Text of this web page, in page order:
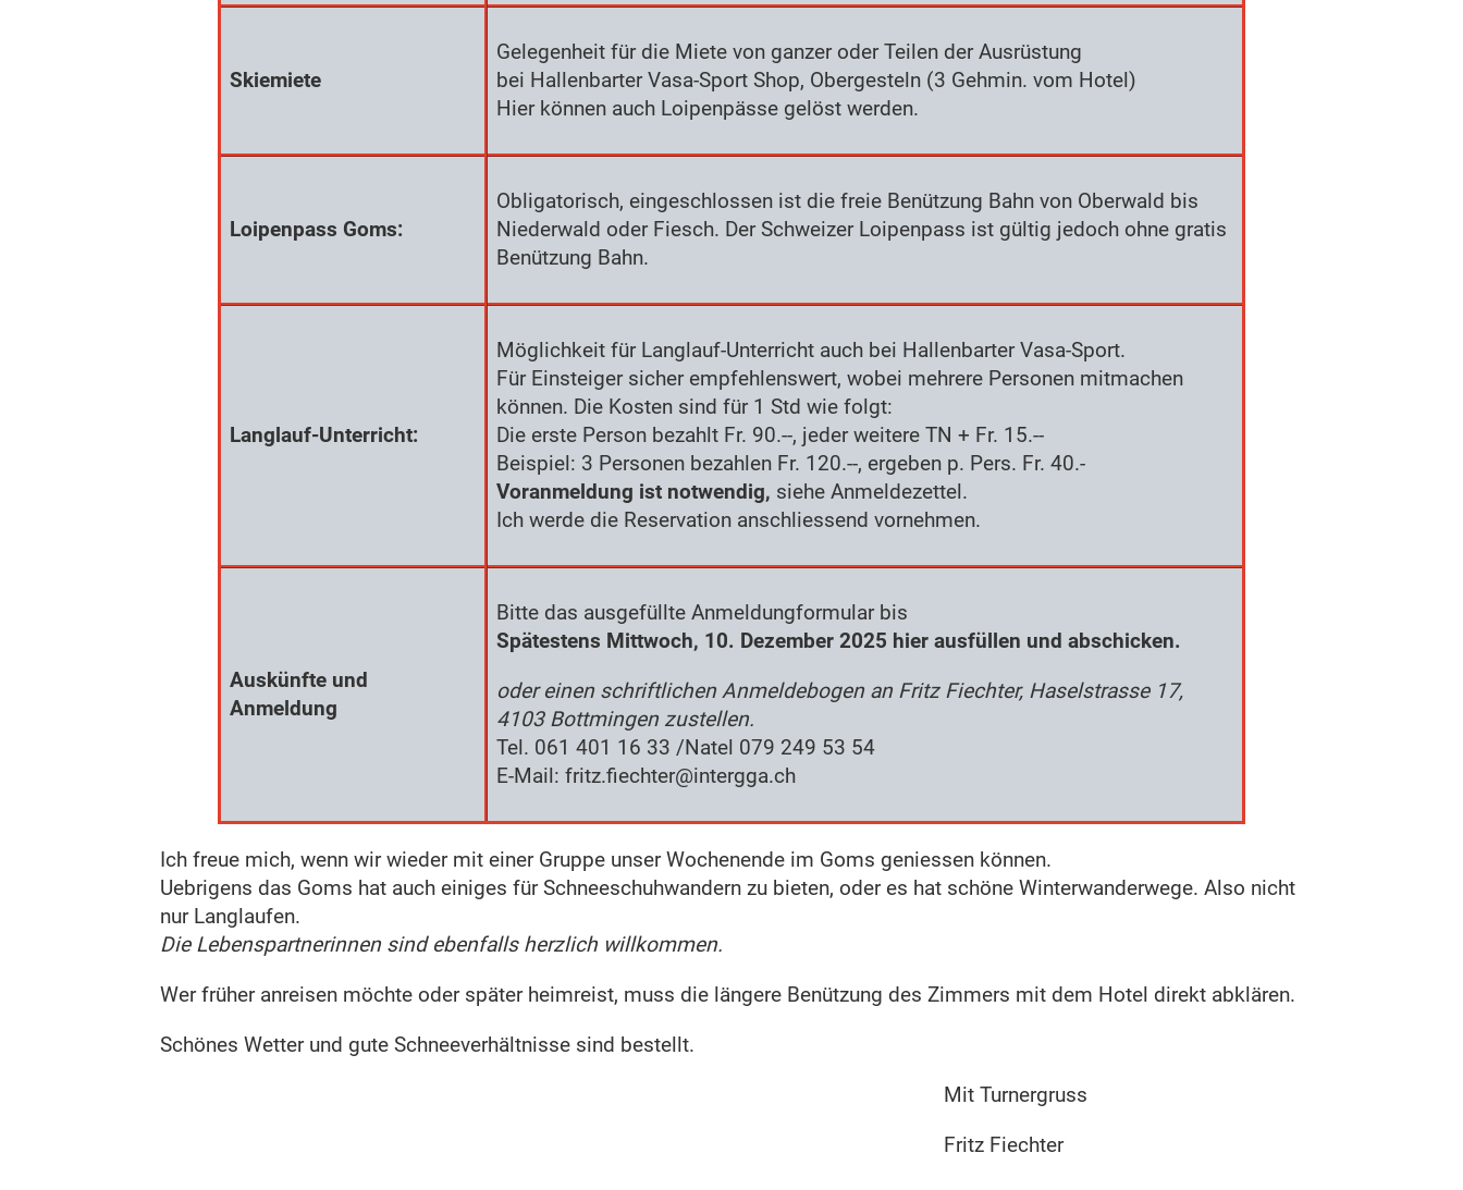
Skiemiete
Gelegenheit für die Miete von ganzer oder Teilen der Ausrüstung
bei Hallenbarter Vasa-Sport Shop, Obergesteln (3 Gehmin. vom Hotel)
Hier können auch Loipenpässe gelöst werden.
Loipenpass Goms:
Obligatorisch, eingeschlossen ist die freie Benützung Bahn von Oberwald bis
Niederwald oder Fiesch. Der Schweizer Loipenpass ist gültig jedoch ohne gratis
Benützung Bahn.
Langlauf-Unterricht:
Möglichkeit für Langlauf-Unterricht auch bei Hallenbarter Vasa-Sport.
Für Einsteiger sicher empfehlenswert, wobei mehrere Personen mitmachen
können. Die Kosten sind für 1 Std wie folgt:
Die erste Person bezahlt Fr. 90.--, jeder weitere TN + Fr. 15.--
Beispiel: 3 Personen bezahlen Fr. 120.--, ergeben p. Pers. Fr. 40.-
Voranmeldung ist notwendig, siehe Anmeldezettel.
Ich werde die Reservation anschliessend vornehmen.
Auskünfte und
Anmeldung
Bitte das ausgefüllte Anmeldungformular bis
Spätestens Mittwoch, 10. Dezember 2025 hier ausfüllen und abschicken.
oder einen schriftlichen Anmeldebogen an Fritz Fiechter, Haselstrasse 17,
4103 Bottmingen zustellen.
Tel. 061 401 16 33 /Natel 079 249 53 54
E-Mail: fritz.fiechter@intergga.ch
Ich freue mich, wenn wir wieder mit einer Gruppe unser Wochenende im Goms geniessen können.
Uebrigens das Goms hat auch einiges für Schneeschuhwandern zu bieten, oder es hat schöne Winterwanderwege. Also nicht
nur Langlaufen.
Die Lebenspartnerinnen sind ebenfalls herzlich willkommen.
Wer früher anreisen möchte oder später heimreist, muss die längere Benützung des Zimmers mit dem Hotel direkt abklären.
Schönes Wetter und gute Schneeverhältnisse sind bestellt.
Mit Turnergruss
Fritz Fiechter